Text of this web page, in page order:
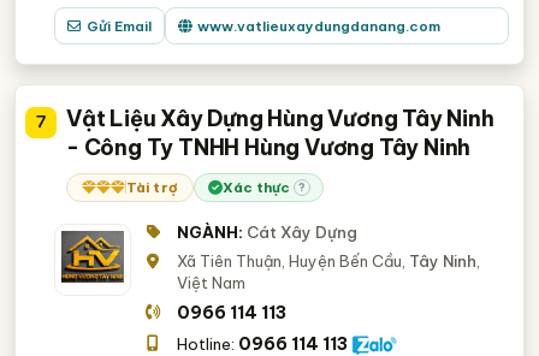
Gửi Email www.vatlieuxaydungdanang.com
7
Vật Liệu Xây Dựng Hùng Vương Tây Ninh
- Công Ty TNHH Hùng Vương Tây Ninh
Tài trợ Xác thực ?
NGÀNH: Cát Xây Dựng
Xã Tiên Thuận, Huyện Bến Cầu, Tây Ninh
Việt Nam
0966 114 113
Hotline: 0966 114 113